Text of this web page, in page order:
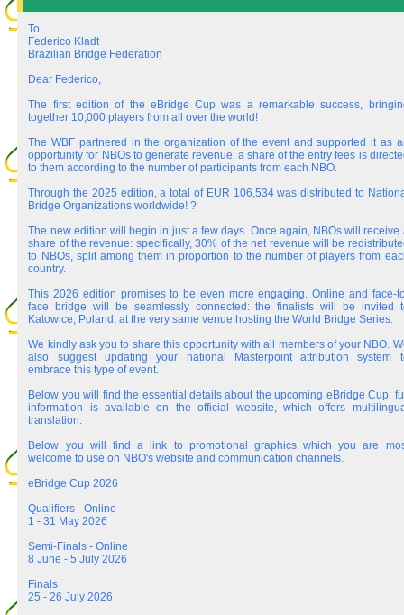
To
Federico Kladt
Brazilian Bridge Federation
Dear Federico,
The first edition of the eBridge Cup was a remarkable success,
together 10,000 players from all over the world!
The WBF partnered in the organization of the event and supported it as
opportunity for NBOs to generate revenue: a share of the entry fees is
to them according to the number of participants from each NBO.
Through the 2025 edition, a total of EUR 106,534 was distributed to
Bridge Organizations worldwide! ?
The new edition will begin in just a few days. Once again, NBOs will receive
share of the revenue: specifically, 30% of the net revenue will be
to NBOs, split among them in proportion to the number of players from
country.
This 2026 edition promises to be even more engaging. Online and face-
face bridge will be seamlessly connected: the finalists will be invited
Katowice, Poland, at the very same venue hosting the World Bridge Series.
We kindly ask you to share this opportunity with all members of your NBO.
also suggest updating your national Masterpoint attribution system
embrace this type of event.
Below you will find the essential details about the upcoming eBridge Cup;
information is available on the official website, which offers
translation.
Below you will find a link to promotional graphics which you are
welcome to use on NBO's website and communication channels.
eBridge Cup 2026
Qualifiers - Online
1 - 31 May 2026
Semi-Finals - Online
8 June - 5 July 2026
Finals
25 - 26 July 2026